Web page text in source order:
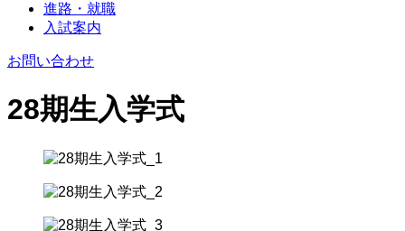
進路・就職
入試案内
お問い合わせ
28期生入学式